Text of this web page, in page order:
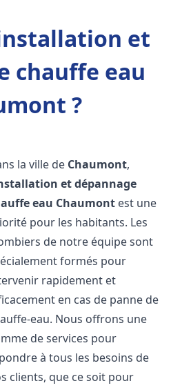
et
chauffe eau
?
la ville de Chaumont,
et dépannage
eau Chaumont est une
pour les habitants. Les
de notre équipe sont
formés pour
rapidement et
en cas de panne de
eau. Nous offrons une
de services pour
à tous les besoins de
clients, que ce soit pour